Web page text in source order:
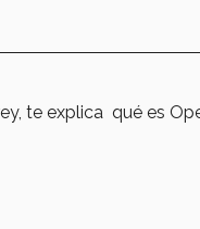
te explica qué es